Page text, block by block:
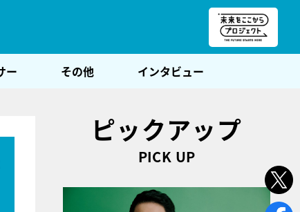
ー その他 インタビュー
ピックアップ
PICK UP